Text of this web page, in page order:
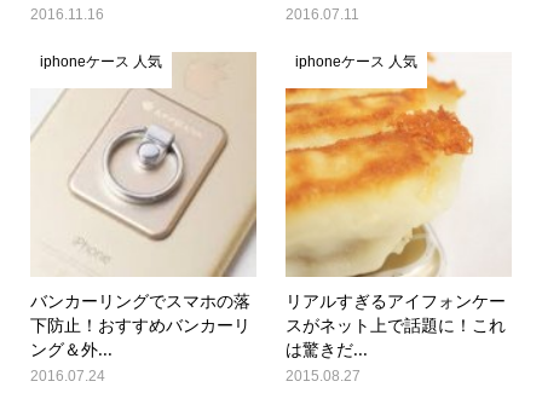
2016.11.16 2016.07.11
iphoneケース 人気
バンカーリングでスマホの落
下防止！おすすめバンカーリ
ング＆外...
2016.07.24
iphoneケース 人気
リアルすぎるアイフォンケー
スがネット上で話題に！これ
は驚きだ...
2015.08.27